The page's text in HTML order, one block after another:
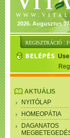
2026. Augusztus
REGISZTRÁCIÓ :
AKTUÁLIS
NYITÓLAP
HOMEOPÁTIA
DAGANATOS